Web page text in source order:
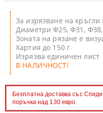
За изрязване на
Диаметри Ф25, Ф31,
Зоната на рязане е
Хартия до 150 г
Изрязва единичен лист
В НАЛИЧНОСТ!
Безплатна доставка със
поръчка над 130 евро.